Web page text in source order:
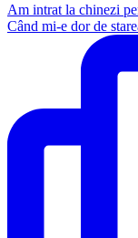
Am intrat la chinezi
Când mi-e dor de